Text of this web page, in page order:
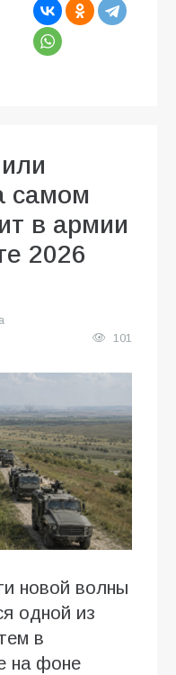
самом
в армии
2026
101
новой волны
одной из
в
на фоне